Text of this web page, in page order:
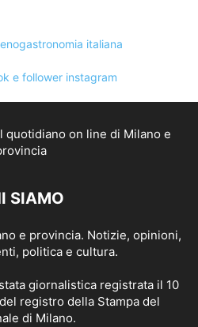
SIAMO
e provincia. Notizie, opinioni,
politica e cultura.
giornalistica registrata il 10
registro della Stampa del
di Milano.